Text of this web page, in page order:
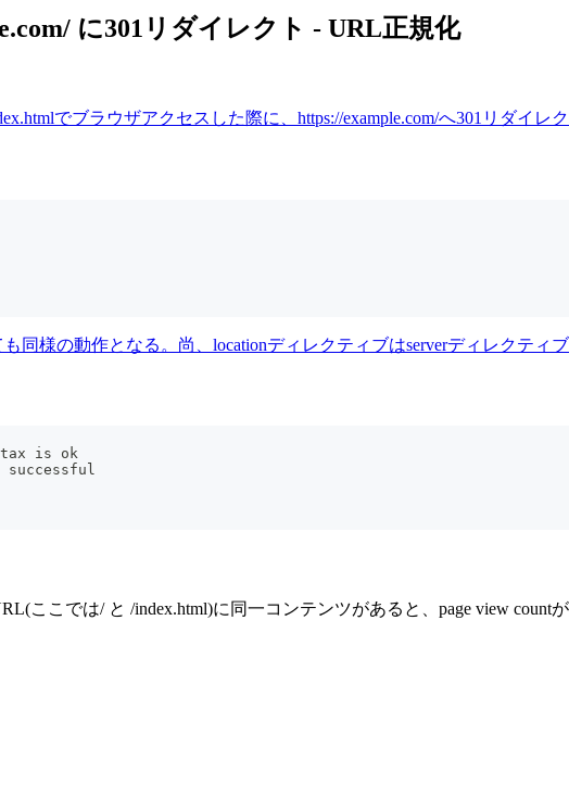
に301リダイレクト - URL正規化
でブラウザアクセスした際に、https://example.com/へ301リダイレク
も同様の動作となる。尚、locationディレクティブはserverディレクティ
is ok
ここでは/ と /index.html)に同一コンテンツがあると、page view